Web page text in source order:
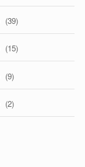
(39)
(15)
(9)
(2)